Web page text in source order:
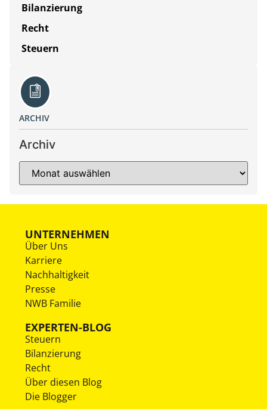
Bilanzierung
Recht
Steuern
ARCHIV
Archiv
UNTERNEHMEN
Über Uns
Karriere
Nachhaltigkeit
Presse
NWB Familie
EXPERTEN-BLOG
Steuern
Bilanzierung
Recht
Über diesen Blog
Die Blogger